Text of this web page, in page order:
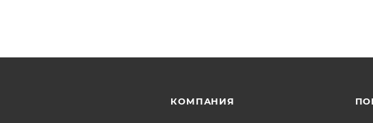
КОМПАНИЯ